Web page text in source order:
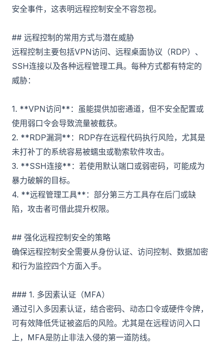
安全事件，这表明远程控制安全不容忽视。
## 远程控制的常用方式与潜在威胁
远程控制主要包括VPN访问、远程桌面协议（RDP）、
SSH连接以及各种远程管理工具。每种方式都有特定的
威胁：
1. **VPN访问**：虽能提供加密通道，但不安全配置或
使用弱口令会导致流量被截获。
2. **RDP漏洞**：RDP存在远程代码执行风险，尤其是
未打补丁的系统容易被蠕虫或勒索软件攻击。
3. **SSH连接**：若使用默认端口或弱密码，可能成为
暴力破解的目标。
4. **远程管理工具**：部分第三方工具存在后门或缺
陷，攻击者可借此提升权限。
## 强化远程控制安全的策略
确保远程控制安全需要从身份认证、访问控制、数据加密
和行为监控四个方面入手。
### 1. 多因素认证（MFA）
通过引入多因素认证，结合密码、动态口令或硬件令牌，
可有效降低凭证被盗后的风险。尤其是在远程访问入口
上，MFA是防止非法入侵的第一道防线。